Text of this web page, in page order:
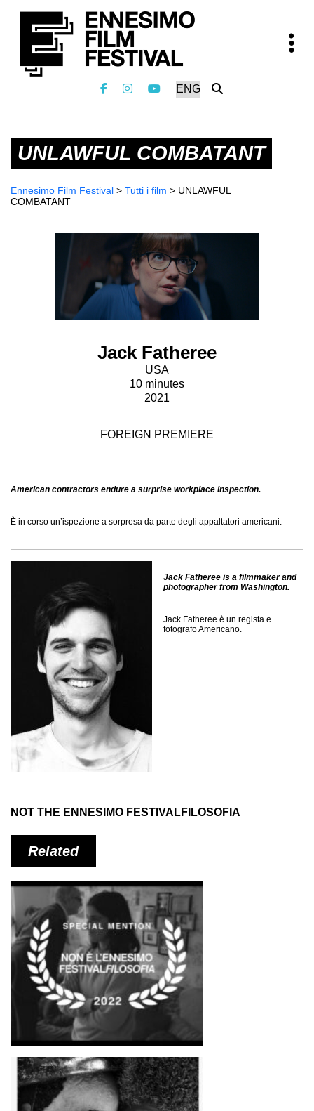
UNLAWFUL COMBATANT
Ennesimo Film Festival > Tutti i film > UNLAWFUL
COMBATANT
Jack Fatheree
USA
10 minutes
2021
FOREIGN PREMIERE
American contractors endure a surprise workplace inspection.
È in corso un’ispezione a sorpresa da parte degli appaltatori americani.
Jack Fatheree is a filmmaker and
photographer from Washington.
Jack Fatheree è un regista e
fotografo Americano.
NOT THE ENNESIMO FESTIVALFILOSOFIA
Related